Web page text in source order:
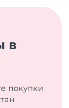
в
покупки